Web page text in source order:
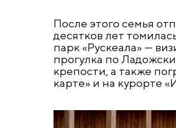
После этого семья
десятков лет
парк «Рускеала» —
прогулка по
крепости, а также
карте» и на курорте